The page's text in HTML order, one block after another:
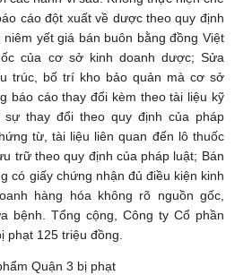
cáo đột xuất về dược theo quy định
yết giá bán buôn bằng đồng Việt
của cơ sở kinh doanh dược; Sửa
trúc, bố trí kho bảo quản mà cơ sở
báo cáo thay đổi kèm theo tài liệu kỹ
thay đổi theo quy định của pháp
từ, tài liệu liên quan đến lô thuốc
trữ theo quy định của pháp luật; Bán
có giấy chứng nhận đủ điều kiện kinh
hàng hóa không rõ nguồn gốc,
bệnh. Tổng cộng, Công ty Cổ phần
phạt 125 triệu đồng.